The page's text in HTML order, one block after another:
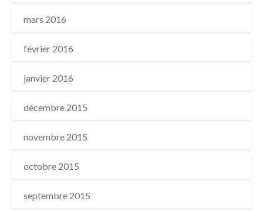
mars 2016
février 2016
janvier 2016
décembre 2015
novembre 2015
octobre 2015
septembre 2015